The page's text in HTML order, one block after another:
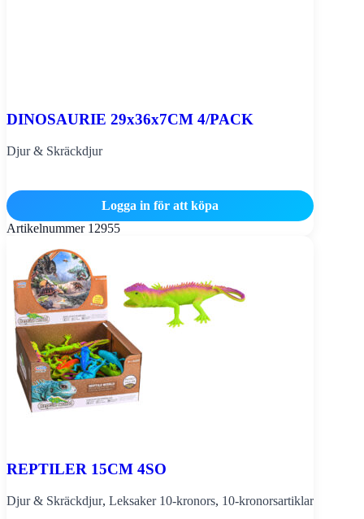
DINOSAURIE 29x36x7CM 4/PACK
Djur & Skräckdjur
Logga in för att köpa
Artikelnummer 12955
REPTILER 15CM 4SO
Djur & Skräckdjur, Leksaker 10-kronors, 10-kronorsartiklar